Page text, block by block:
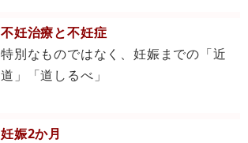
不妊治療と不妊症
特別なものではなく、妊娠までの「近
道」「道しるべ」
妊娠2か月